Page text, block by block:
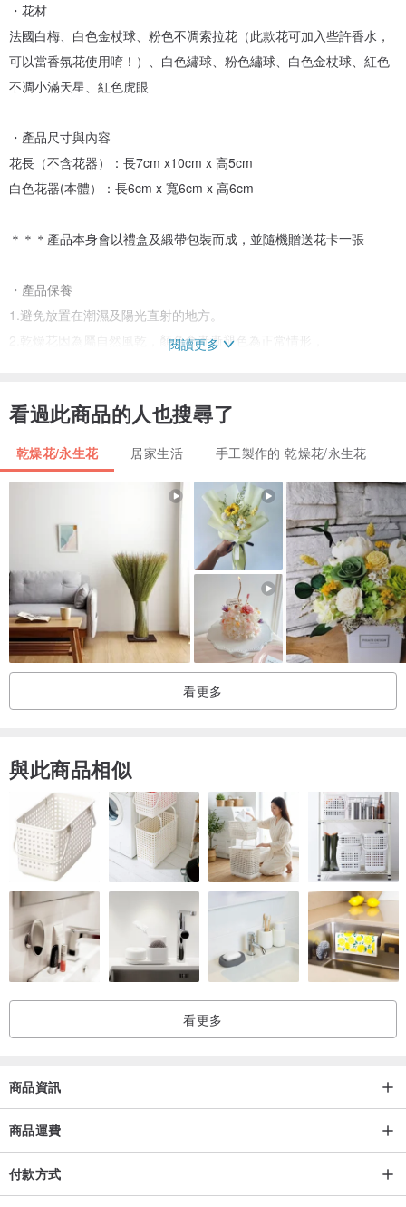
・花材
法國白梅、白色金杖球、粉色不凋索拉花（此款花可加入些許香水，
可以當香氛花使用唷！）、白色繡球、粉色繡球、白色金杖球、紅色
不凋小滿天星、紅色虎眼
・產品尺寸與內容
花長（不含花器）：長7cm x10cm x 高5cm
白色花器(本體）：長6cm x 寬6cm x 高6cm
＊＊＊產品本身會以禮盒及緞帶包裝而成，並隨機贈送花卡一張
・產品保養
1.避免放置在潮濕及陽光直射的地方。
2.乾燥花因為屬自然風乾，顏色會漸漸褪色為正常情形，
照顧它們唷！
・購買須知
1.採用當季花材製作，照片會因光線等拍照環境與角度影響，
購買前若能接受稍許顏色落差及花材適度調整才進行購買。
2.需接受接單付款後才會進行製作，並製作花材及選購材料需要時間3
天-7天工作天方才進行購買。
3.產品本身白色禮盒及緞帶包裝而成，並隨機贈送花卡一張
・取貨須知
1.若有寄送特殊需求，例如領貨時間可提前告知。
2.提交訂單前，請再次確認訂單運費及數量是否正確唷！
閱讀更多
看過此商品的人也搜尋了
乾燥花/永生花 居家生活 手工製作的 乾燥花/永生花
看更多
與此商品相似
看更多
商品資訊
商品運費
付款方式